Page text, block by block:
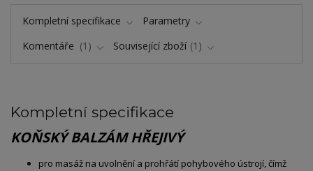
Kompletní specifikace
Parametry
Komentáře
1 Související zboží 1
Kompletní specifikace
KOŇSKÝ BALZÁM HŘEJIVÝ
pro masáž na uvolnění a prohřátí pohybového ústrojí, čímž